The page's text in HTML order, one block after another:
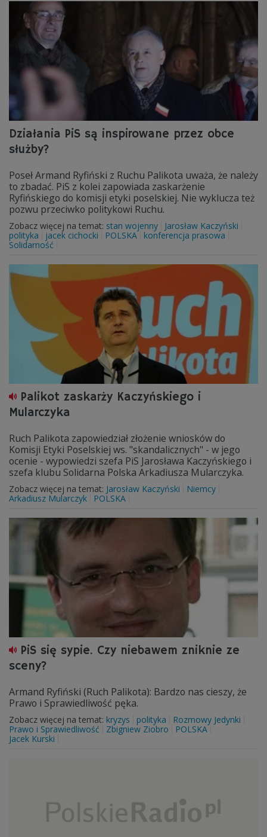
Działania PiS są inspirowane przez obce
służby?
Poseł Armand Ryfiński z Ruchu Palikota uważa, że należy
to zbadać. PiS z kolei zapowiada zaskarżenie
Ryfińskiego do komisji etyki poselskiej. Nie wyklucza też
pozwu przeciwko politykowi Ruchu.
Zobacz więcej na temat: stan wojenny
Jarosław Kaczyński
polityka
jacek cichocki POLSKA
konferencja prasowa
Solidarność
Palikot zaskarży Kaczyńskiego i
Mularczyka
Ruch Palikota zapowiedział złożenie wniosków do
Komisji Etyki Poselskiej ws. "skandalicznych" - w jego
ocenie - wypowiedzi szefa PiS Jarosława Kaczyńskiego i
szefa klubu Solidarna Polska Arkadiusza Mularczyka.
Zobacz więcej na temat: Jarosław Kaczyński
Niemcy
Arkadiusz Mularczyk
POLSKA
PiS się sypie. Czy niebawem zniknie ze
sceny?
Armand Ryfiński (Ruch Palikota): Bardzo nas cieszy, że
Prawo i Sprawiedliwość pęka.
Zobacz więcej na temat: kryzys polityka
Rozmowy Jedynki
Prawo i Sprawiedliwość
Zbigniew Ziobro
POLSKA
Jacek Kurski